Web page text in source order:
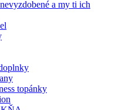
a my ti ich
topánky